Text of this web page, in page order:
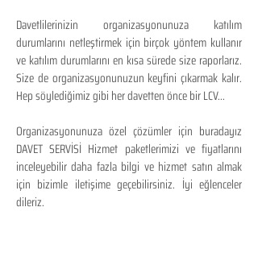
Davetlilerinizin organizasyonunuza katılım
durumlarını netleştirmek için birçok yöntem kullanır
ve katılım durumlarını en kısa sürede size raporlarız.
Size de organizasyonunuzun keyfini çıkarmak kalır.
Hep söylediğimiz gibi her davetten önce bir LCV...
Organizasyonunuza özel çözümler için buradayız
DAVET SERVİSİ Hizmet paketlerimizi ve fiyatlarını
inceleyebilir daha fazla bilgi ve hizmet satın almak
için bizimle iletişime geçebilirsiniz. İyi eğlenceler
dileriz.